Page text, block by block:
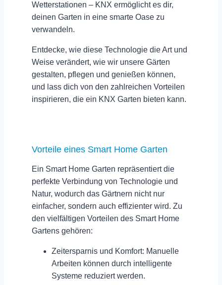
Wetterstationen – KNX ermöglicht es dir,
deinen Garten in eine smarte Oase zu
verwandeln.
Entdecke, wie diese Technologie die Art und
Weise verändert, wie wir unsere Gärten
gestalten, pflegen und genießen können,
und lass dich von den zahlreichen Vorteilen
inspirieren, die ein KNX Garten bieten kann.
Vorteile eines Smart Home Garten
Ein Smart Home Garten repräsentiert die
perfekte Verbindung von Technologie und
Natur, wodurch das Gärtnern nicht nur
einfacher, sondern auch effizienter wird. Zu
den vielfältigen Vorteilen des Smart Home
Gartens gehören:
Zeitersparnis und Komfort: Manuelle
Arbeiten können durch intelligente
Systeme reduziert werden.